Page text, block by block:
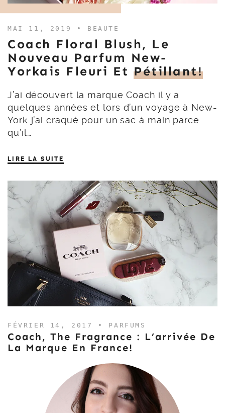
MAI 11, 2019 • BEAUTE
Coach Floral Blush, Le
Nouveau Parfum New-
Yorkais Fleuri Et Pétillant!
J’ai découvert la marque Coach il y a
quelques années et lors d’un voyage à New-
York j’ai craqué pour un sac à main parce
qu’il…
LIRE LA SUITE
FÉVRIER 14, 2017 • PARFUMS
Coach, The Fragrance : L’arrivée De
La Marque En France!